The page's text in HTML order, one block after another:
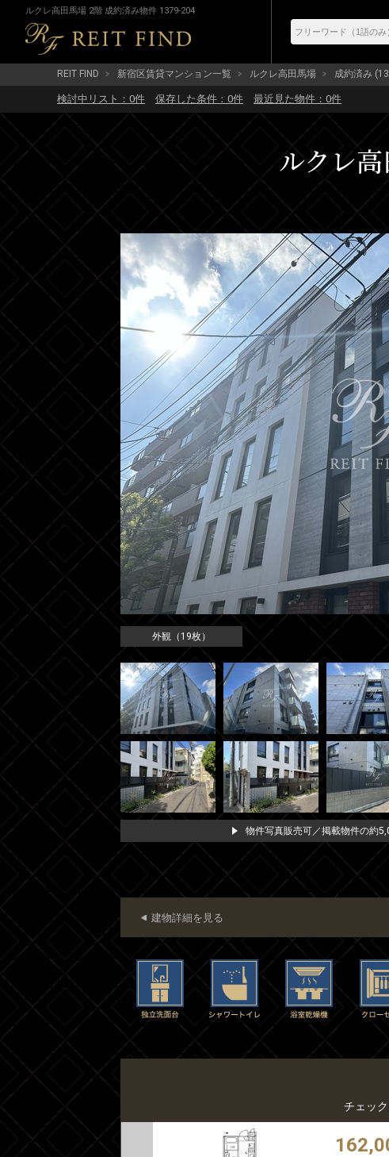
ルクレ高田馬場 2階 成約済み物件 1379-204
REIT FIND 新宿区賃貸マンション一覧 ルクレ高田馬場 成約済み
検討中リスト： 0件 保存した条件： 0件 最近見た物件： 0件
ルクレ
外観（19枚）
物件写真販売可／掲載物件の約
建物詳細を見る
チェッ